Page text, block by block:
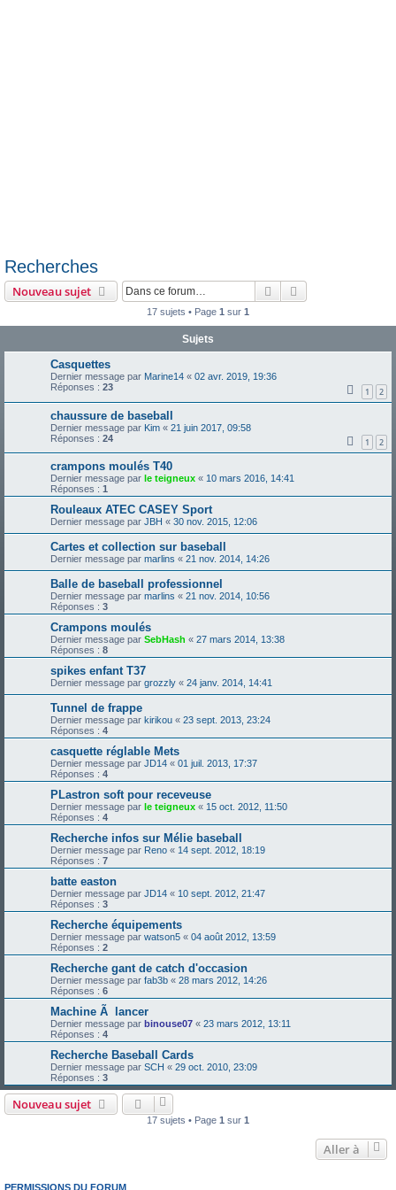
Recherches
Nouveau sujet Rechercher
17 sujets • Page 1 sur 1
Sujets
Casquettes
Dernier message par Marine14 « 02 avr. 2019, 19:36
Réponses : 23 1 2
chaussure de baseball
Dernier message par Kim « 21 juin 2017, 09:58
Réponses : 24 1 2
crampons moulés T40
Dernier message par le teigneux « 10 mars 2016, 14:41
Réponses : 1
Rouleaux ATEC CASEY Sport
Dernier message par JBH « 30 nov. 2015, 12:06
Cartes et collection sur baseball
Dernier message par marlins « 21 nov. 2014, 14:26
Balle de baseball professionnel
Dernier message par marlins « 21 nov. 2014, 10:56
Réponses : 3
Crampons moulés
Dernier message par SebHash « 27 mars 2014, 13:38
Réponses : 8
spikes enfant T37
Dernier message par grozzly « 24 janv. 2014, 14:41
Tunnel de frappe
Dernier message par kirikou « 23 sept. 2013, 23:24
Réponses : 4
casquette réglable Mets
Dernier message par JD14 « 01 juil. 2013, 17:37
Réponses : 4
PLastron soft pour receveuse
Dernier message par le teigneux « 15 oct. 2012, 11:50
Réponses : 4
Recherche infos sur Mélie baseball
Dernier message par Reno « 14 sept. 2012, 18:19
Réponses : 7
batte easton
Dernier message par JD14 « 10 sept. 2012, 21:47
Réponses : 3
Recherche équipements
Dernier message par watson5 « 04 août 2012, 13:59
Réponses : 2
Recherche gant de catch d'occasion
Dernier message par fab3b « 28 mars 2012, 14:26
Réponses : 6
Machine Ã lancer
Dernier message par binouse07 « 23 mars 2012, 13:11
Réponses : 4
Recherche Baseball Cards
Dernier message par SCH « 29 oct. 2010, 23:09
Réponses : 3
Nouveau sujet
17 sujets • Page 1 sur 1
Aller à
PERMISSIONS DU FORUM